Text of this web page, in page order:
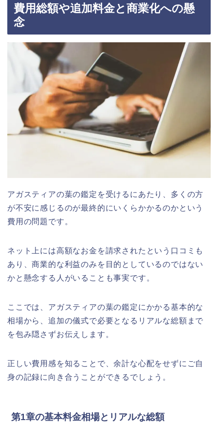
費用総額や追加料金と商業化への懸
念
アガスティアの葉の鑑定を受けるにあたり、多くの方
が不安に感じるのが最終的にいくらかかるのかという
費用の問題です。
ネット上には高額なお金を請求されたという口コミも
あり、商業的な利益のみを目的としているのではない
かと懸念する人がいることも事実です。
ここでは、アガスティアの葉の鑑定にかかる基本的な
相場から、追加の儀式で必要となるリアルな総額まで
を包み隠さずお伝えします。
正しい費用感を知ることで、余計な心配をせずにご自
身の記録に向き合うことができるでしょう。
第1章の基本料金相場とリアルな総額